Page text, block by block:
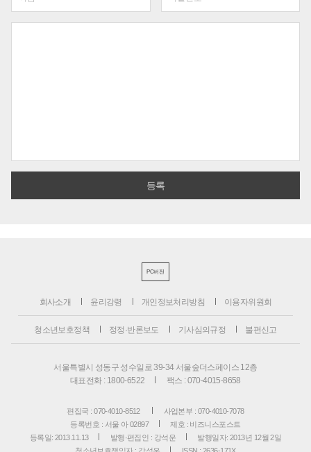
PC버전
회사소개 윤리강령 개인정보처리방침 이용자위원회
청소년보호정책 정정·반론보도 기사심의규정 불편신고
서울특별시 성동구 성수일로 39-34 서울숲더스페이스 12층
대표전화 : 1800-6522
팩스 : 070-4015-8658
편집국 : 070-4010-8512
사업본부 : 070-4010-7078
등록번호 : 서울 아 02897
제호 : 비즈니스포스트
등록일: 2013.11.13
발행·편집인 : 강석운
발행일자: 2013년 12월 2일